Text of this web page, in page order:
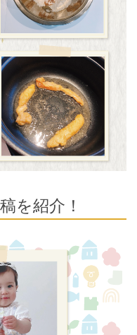
を紹介！